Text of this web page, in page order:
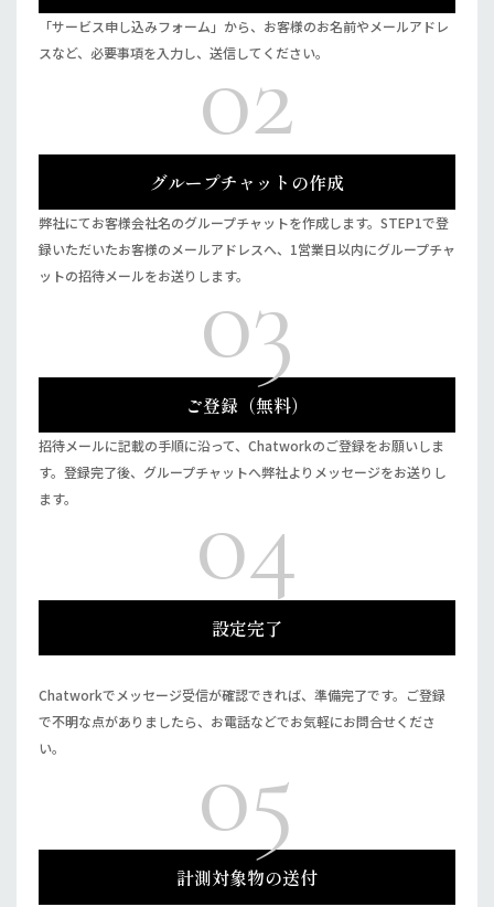
「サービス申し込みフォーム」から、お客様のお名前やメールアドレ
スなど、必要事項を入力し、送信してください。
02
グループチャットの作成
弊社にてお客様会社名のグループチャットを作成します。STEP1で登
録いただいたお客様のメールアドレスへ、1営業日以内にグループチャ
ットの招待メールをお送りします。03
ご登録（無料）
招待メールに記載の手順に沿って、Chatworkのご登録をお願いしま
す。登録完了後、グループチャットへ弊社よりメッセージをお送りし
ます。
04
設定完了
Chatworkでメッセージ受信が確認できれば、準備完了です。ご登録
で不明な点がありましたら、お電話などでお気軽にお問合せくださ
い。
05
計測対象物の送付